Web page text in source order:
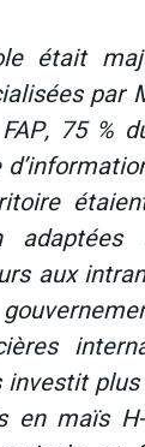
était
par
75 %
aux
investit
en maïs